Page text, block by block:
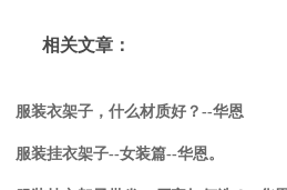
相关文章：
服装衣架子，什么材质好？--华恩
服装挂衣架子--女装篇--华恩。